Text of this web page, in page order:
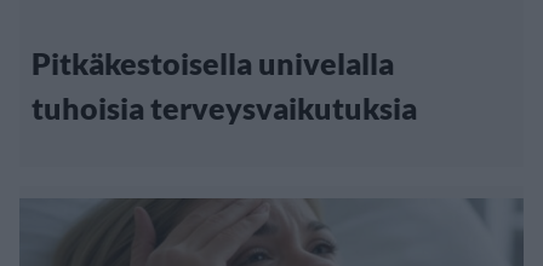
Pitkäkestoisella univelalla
tuhoisia terveysvaikutuksia